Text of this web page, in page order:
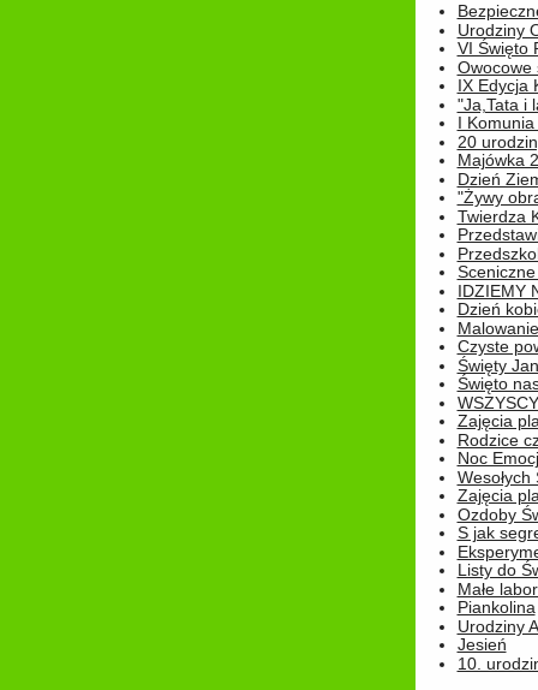
Urodziny
VI Święto
Owocowe
IX Edycja
"Ja,Tata i
I
20
Majówka
Dzień
"Żywy
Twierdza
IDZIEMY
Dzień
Czyste
Święty
Święto
Zajęcia
Rodzice
Noc
Wesołych
Zajęcia
Ozdoby
S jak
Listy do
Małe
Piankolina
Urodziny
Jesień
10.